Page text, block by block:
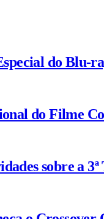
do Blu-
do Filme
sobre a